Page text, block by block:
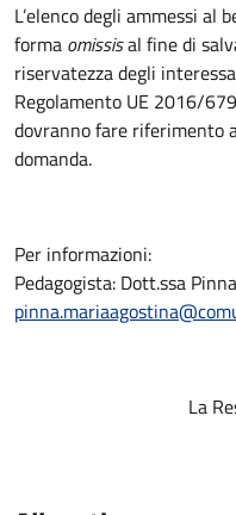
L’elenco degli ammessi al
forma omissisal fine di
riservatezza degli
Regolamento UE 2016/
dovranno fare riferimento
domanda.
Per informazioni:
Pedagogista: Dott.ssa
La